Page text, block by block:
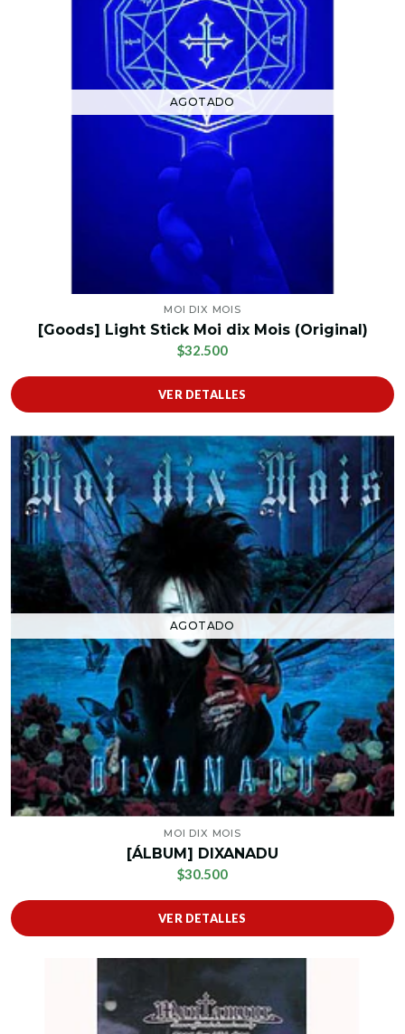
AGOTADO
MOI DIX MOIS
[Goods] Light Stick Moi dix Mois (Original)
$32.500
VER DETALLES
AGOTADO
MOI DIX MOIS
[ÁLBUM] DIXANADU
$30.500
VER DETALLES